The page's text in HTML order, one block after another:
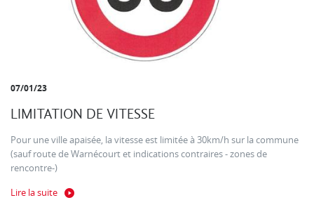
07/01/23
LIMITATION DE VITESSE
Pour une ville apaisée, la vitesse est limitée à 30km/h sur la commune
(sauf route de Warnécourt et indications contraires - zones de
rencontre-)
Lire la suite